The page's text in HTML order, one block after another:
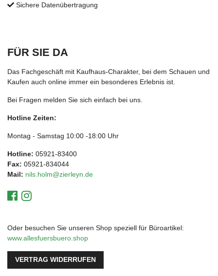
Sichere Datenübertragung
FÜR SIE DA
Das Fachgeschäft mit Kaufhaus-Charakter, bei dem Schauen und
Kaufen auch online immer ein besonderes Erlebnis ist.
Bei Fragen melden Sie sich einfach bei uns.
Hotline Zeiten:
Montag - Samstag 10:00 -18:00 Uhr
Hotline: 05921-83400
Fax: 05921-834044
Mail: nils.holm@zierleyn.de
Oder besuchen Sie unseren Shop speziell für Büroartikel:
www.allesfuersbuero.shop
VERTRAG WIDERRUFEN